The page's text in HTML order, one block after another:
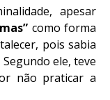
apesar
como forma
pois sabia
ele, teve
não praticar a